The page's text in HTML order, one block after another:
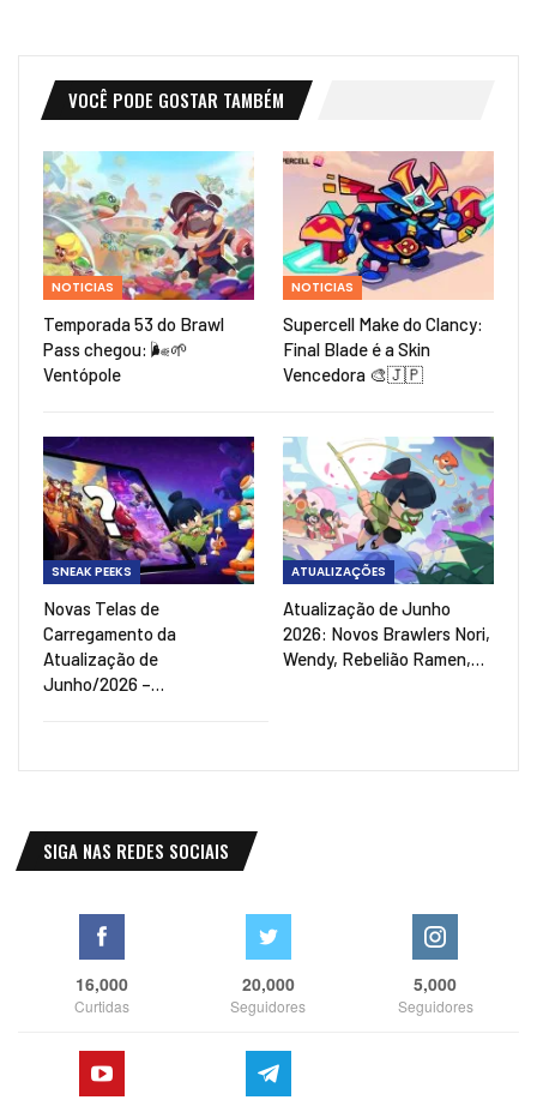
VOCÊ PODE GOSTAR TAMBÉM
NOTICIAS
Temporada 53 do Brawl
Pass chegou: 🌬️🌱
Ventópole
NOTICIAS
Supercell Make do Clancy:
Final Blade é a Skin
Vencedora 🎨🇯🇵
SNEAK PEEKS
Novas Telas de
Carregamento da
Atualização de
Junho/2026 –…
ATUALIZAÇÕES
Atualização de Junho
2026: Novos Brawlers Nori,
Wendy, Rebelião Ramen,…
SIGA NAS REDES SOCIAIS
16,000
Curtidas
20,000
Seguidores
5,000
Seguidores